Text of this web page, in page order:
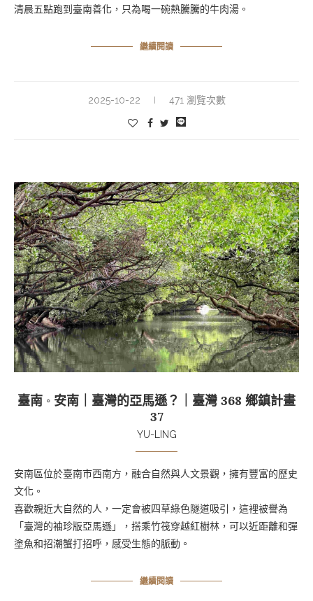
清晨五點跑到臺南善化，只為喝一碗熱騰騰的牛肉湯。
繼續閱讀
2025-10-22 471 瀏覽次數
臺南 ◦ 安南｜臺灣的亞馬遜？｜臺灣 368 鄉鎮計畫
37
YU-LING
安南區位於臺南市西南方，融合自然與人文景觀，擁有豐富的歷史
文化。
喜歡親近大自然的人，一定會被四草綠色隧道吸引，這裡被譽為
「臺灣的袖珍版亞馬遜」，搭乘竹筏穿越紅樹林，可以近距離和彈
塗魚和招潮蟹打招呼，感受生態的脈動。
繼續閱讀